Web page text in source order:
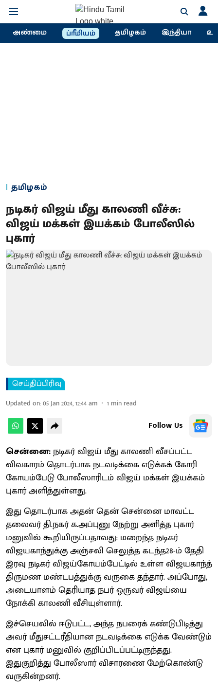
அண்மை ப்ரீமியம் தமிழகம் இந்தியா
தமிழகம்
நடிகர் விஜய் மீது காலணி வீச்சு:
விஜய் மக்கள் இயக்கம் போலீஸில்
புகார்
செய்திப்பிரிவு
Updated on:05 Jan 2024, 12:44 am 1 min read
Follow Us
சென்னை:நடிகர் விஜய் மீது காலணி வீசப்பட்ட
விவகாரம் தொடர்பாக நடவடிக்கை எடுக்கக் கோரி
கோயம்பேடு போலீஸாரிடம் விஜய் மக்கள் இயக்கம்
புகார் அளித்துள்ளது.
இது தொடர்பாக அதன் தென் சென்னை மாவட்ட
தலைவர் தி.நகர் க.அப்புனு நேற்று அளித்த புகார்
மனுவில் கூறியிருப்பதாவது: மறைந்த நடிகர்
விஜயகாந்துக்கு அஞ்சலி செலுத்த கடந்த28-ம் தேதி
இரவு நடிகர் விஜய்கோயம்பேட்டில் உள்ள விஜயகாந்த்
திருமண மண்டபத்துக்கு வருகை தந்தார். அப்போது,
அடையாளம் தெரியாத நபர் ஒருவர் விஜய்யை
நோக்கி காலணி வீசியுள்ளார்.
இச்செயலில் ஈடுபட்ட, அந்த நபரைக் கண்டுபிடித்து
அவர் மீதுசட்டரீதியான நடவடிக்கை எடுக்க வேண்டும்
என புகார் மனுவில் குறிப்பிடப்பட்டிருந்தது.
இதுகுறித்து போலீஸார் விசாரணை மேற்கொண்டு
வருகின்றனர்.